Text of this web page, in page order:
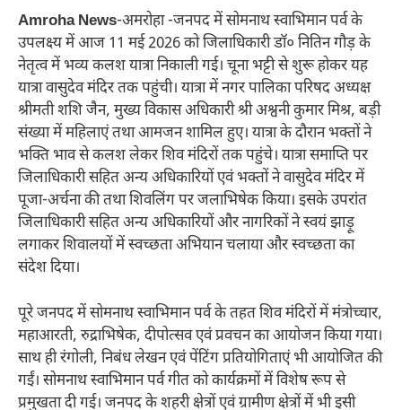
Amroha News-अमरोहा -जनपद में सोमनाथ स्वाभिमान पर्व के
उपलक्ष्य में आज 11 मई 2026 को जिलाधिकारी डॉ० नितिन गौड़ के
नेतृत्व में भव्य कलश यात्रा निकाली गई। चूना भट्टी से शुरू होकर यह
यात्रा वासुदेव मंदिर तक पहुंची। यात्रा में नगर पालिका परिषद अध्यक्ष
श्रीमती शशि जैन, मुख्य विकास अधिकारी श्री अश्वनी कुमार मिश्र, बड़ी
संख्या में महिलाएं तथा आमजन शामिल हुए। यात्रा के दौरान भक्तों ने
भक्ति भाव से कलश लेकर शिव मंदिरों तक पहुंचे। यात्रा समाप्ति पर
जिलाधिकारी सहित अन्य अधिकारियों एवं भक्तों ने वासुदेव मंदिर में
पूजा-अर्चना की तथा शिवलिंग पर जलाभिषेक किया। इसके उपरांत
जिलाधिकारी सहित अन्य अधिकारियों और नागरिकों ने स्वयं झाड़ू
लगाकर शिवालयों में स्वच्छता अभियान चलाया और स्वच्छता का
संदेश दिया।
पूरे जनपद में सोमनाथ स्वाभिमान पर्व के तहत शिव मंदिरों में मंत्रोच्चार,
महाआरती, रुद्राभिषेक, दीपोत्सव एवं प्रवचन का आयोजन किया गया।
साथ ही रंगोली, निबंध लेखन एवं पेंटिंग प्रतियोगिताएं भी आयोजित की
गईं। सोमनाथ स्वाभिमान पर्व गीत को कार्यक्रमों में विशेष रूप से
प्रमुखता दी गई। जनपद के शहरी क्षेत्रों एवं ग्रामीण क्षेत्रों में भी इसी